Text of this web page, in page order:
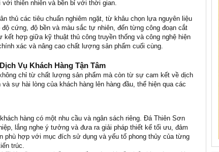
thiên nhiên và bền bỉ với thời gian.
thủ các tiêu chuẩn nghiêm ngặt, từ khâu chọn lựa nguyên liệu
cứng, độ bền và màu sắc tự nhiên, đến từng công đoạn cắt
kết hợp giữa kỹ thuật thủ công truyền thống và công nghệ hiện
xác và nâng cao chất lượng sản phẩm cuối cùng.
Vụ Khách Hàng Tận Tâm
chỉ từ chất lượng sản phẩm mà còn từ sự cam kết về dịch
sự hài lòng của khách hàng lên hàng đầu, thể hiện qua các
hàng có một nhu cầu và ngân sách riêng. Đá Thiên Sơn
lắng nghe ý tưởng và đưa ra giải pháp thiết kế tối ưu, đảm
phù hợp với mục đích sử dụng và yếu tố phong thủy của từng
trúc.